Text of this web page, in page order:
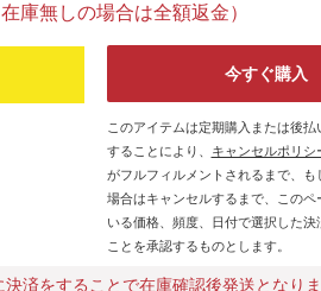
庫無しの場合は全額返金）
今すぐ購入
このアイテムは定期購入または後払
することにより、
キャンセルポリシ
がフルフィルメントされるまで、も
場合はキャンセルするまで、このペ
いる価格、頻度、日付で選択した決
ことを承認するものとします。
済をすることで在庫確認後発送となり